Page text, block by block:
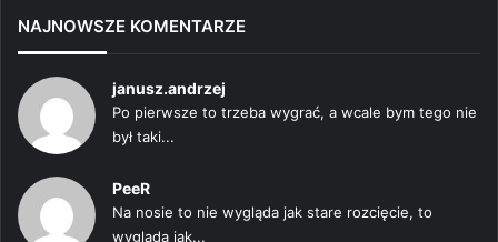
NAJNOWSZE KOMENTARZE
janusz.andrzej
Po pierwsze to trzeba wygrać, a wcale bym tego nie
był taki...
PeeR
Na nosie to nie wygląda jak stare rozcięcie, to
wygląda jak...